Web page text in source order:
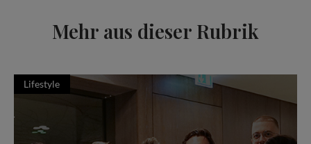
Mehr aus dieser Rubrik
Lifestyle